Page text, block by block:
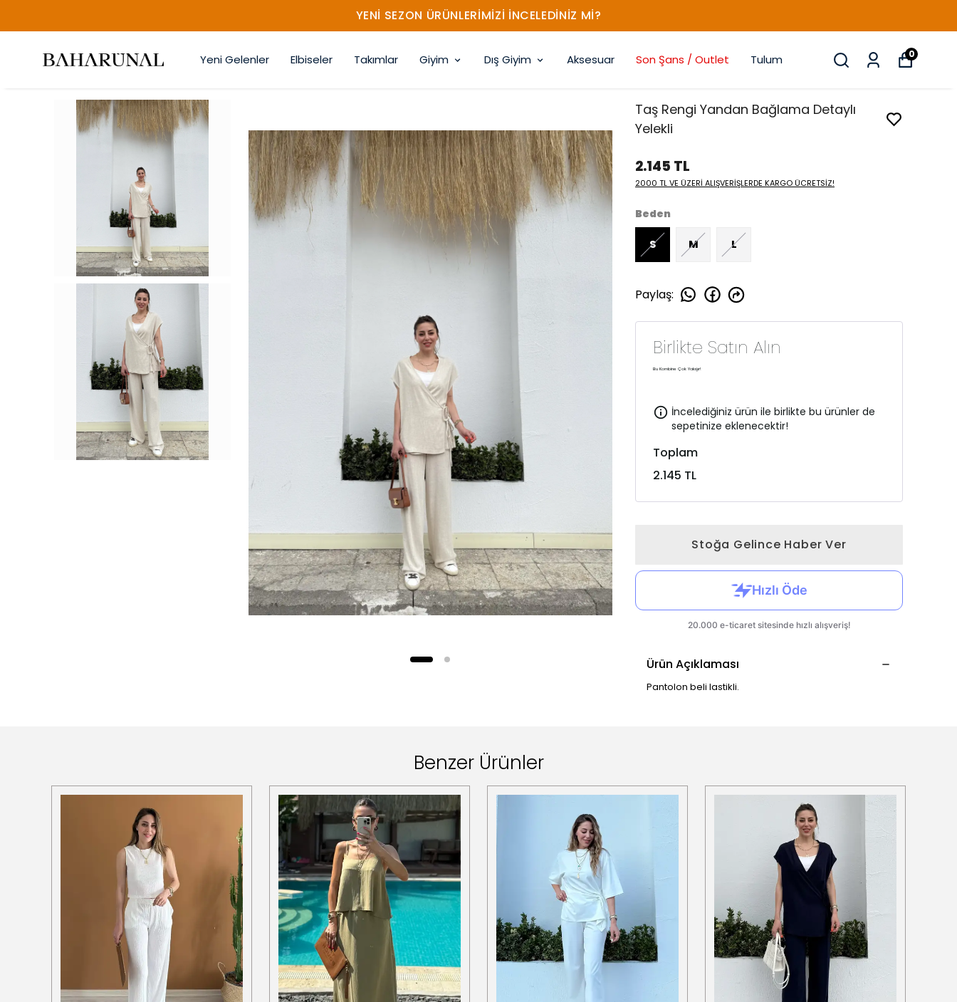
YENİ SEZON ÜRÜNLERİMİZİ İNCELEDİNİZ Mİ?
Yeni Gelenler Elbiseler Takımlar Giyim Dış Giyim Aksesuar Son Şans / Outlet Tulum 0
Taş Rengi Yandan Bağlama Detaylı
Yelekli
2.145 TL
2000 TL VE ÜZERİ ALIŞVERİŞLERDE KARGO ÜCRETSİZ!
Beden
S M L
Paylaş:
Birlikte Satın Alın
Bu Kombine Çok Yakışır!
İncelediğiniz ürün ile birlikte bu ürünler de
sepetinize eklenecektir!
Toplam
2.145 TL
Stoğa Gelince Haber Ver
Ürün Açıklaması
Pantolon beli lastikli.
Benzer Ürünler